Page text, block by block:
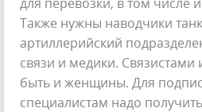
Также нужны наводчики
артиллерийский
связи и медики.
быть и женщины. Для
специалистам надо